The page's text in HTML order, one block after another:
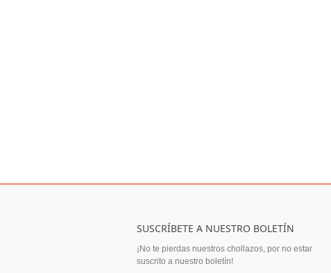
SUSCRÍBETE A NUESTRO BOLETÍN
¡No te pierdas nuestros chollazos, por no estar
suscrito a nuestro boletín!